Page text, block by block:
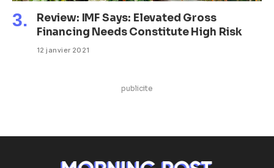
Review: IMF Says: Elevated Gross
Financing Needs Constitute High Risk
12 janvier 2021
publicite